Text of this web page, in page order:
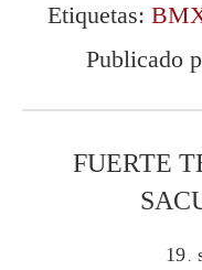
Etiquetas:
Publicado
FUERTE
19